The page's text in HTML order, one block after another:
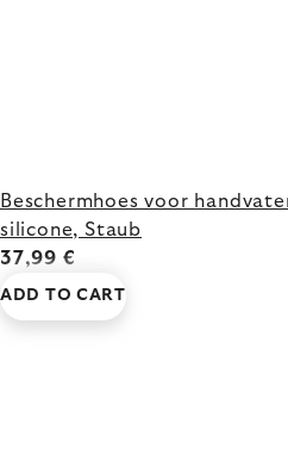
Beschermhoes voor
silicone, Staub
37,99 €
ADD TO CART